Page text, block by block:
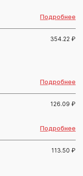
Подробнее
354.22 ₽
Подробнее
126.09 ₽
Подробнее
113.50 ₽